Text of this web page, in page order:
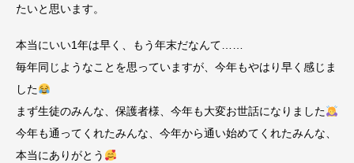
たいと思います。
本当にいい1年は早く、もう年末だなんて……
毎年同じようなことを思っていますが、今年もやはり早く感じま
した
まず生徒のみんな、保護者様、今年も大変お世話になりました
今年も通ってくれたみんな、今年から通い始めてくれたみんな、
本当にありがとう